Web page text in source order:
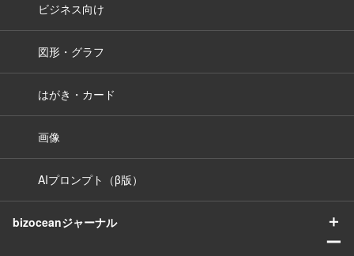
ビジネス向け
図形・グラフ
はがき・カード
画像
AIプロンプト（β版）
bizoceanジャーナル
＋
ー